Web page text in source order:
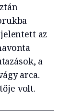
az
a
arca.
volt.